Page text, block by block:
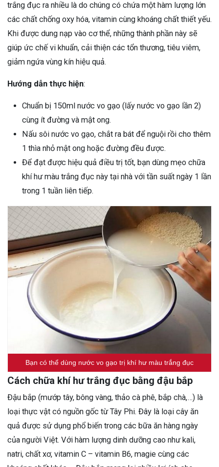
trắng đục ra nhiều là do chúng có chứa một hàm lượng lớn
các chất chống oxy hóa, vitamin cùng khoáng chất thiết yếu.
Khi được dung nạp vào cơ thể, những thành phần này sẽ
giúp ức chế vi khuẩn, cải thiện các tổn thương, tiêu viêm,
giảm ngứa vùng kín hiệu quả.
Hướng dẫn thực hiện:
Chuẩn bị 150ml nước vo gạo (lấy nước vo gạo lần 2)
cùng ít đường và mật ong.
Nấu sôi nước vo gạo, chắt ra bát để nguội rồi cho thêm
1 thìa nhỏ mật ong hoặc đường đều được.
Để đạt được hiệu quả điều trị tốt, bạn dùng mẹo chữa
khí hư màu trắng đục này tại nhà với tần suất ngày 1 lần
trong 1 tuần liên tiếp.
Bạn có thể dùng nước vo gạo trị khí hư màu trắng đục
Cách chữa khí hư trắng đục bằng đậu bắp
Đậu bắp (mướp tây, bông vàng, thảo cà phê, bắp chà,…) là
loại thực vật có nguồn gốc từ Tây Phi. Đây là loại cây ăn
quả được sử dụng phổ biến trong các bữa ăn hàng ngày
của người Việt. Với hàm lượng dinh dưỡng cao như kali,
natri, chất xơ, vitamin C – vitamin B6, magie cùng các